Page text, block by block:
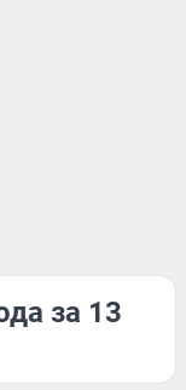
за 13